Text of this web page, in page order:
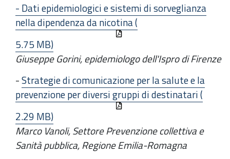
- Dati epidemiologici e sistemi di sorveglianza
nella dipendenza da nicotina (
5.75 MB)
Giuseppe Gorini, epidemiologo dell'Ispro di Firenze
-Strategie di comunicazione per la salute e la
prevenzione per diversi gruppi di destinatari (
2.29 MB)
Marco Vanoli, Settore Prevenzione collettiva e
Sanità pubblica, Regione Emilia-Romagna